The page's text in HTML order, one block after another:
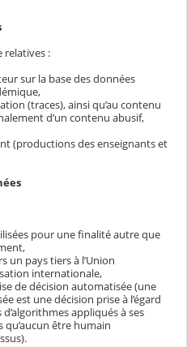
relatives :
sur la base des données
(traces), ainsi qu’au contenu
d’un contenu abusif,
(productions des enseignants et
pour une finalité autre que
un pays tiers à l’Union
internationale,
de décision automatisée (une
est une décision prise à l’égard
appliqués à ses
qu’aucun être humain